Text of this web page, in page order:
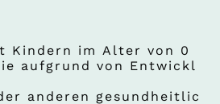
Kindern im Alter von 0
aufgrund von Entwickl
anderen gesundheitlic